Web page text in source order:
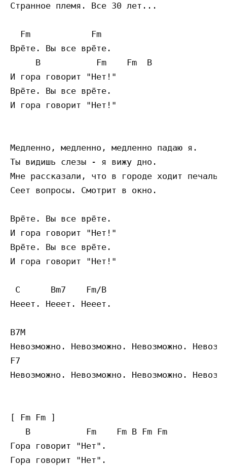
Странное племя. Все 30 лет...
  Fm            Fm
Врёте. Вы все врёте.
     B           Fm    Fm  B
И гора говорит "Нет!"
Врёте. Вы все врёте.
И гора говорит "Нет!"
Медленно, медленно, медленно падаю я.
Ты видишь слезы - я вижу дно.
Мне рассказали, что в городе ходит печаль.
Сеет вопросы. Смотрит в окно.
Врёте. Вы все врёте.
И гора говорит "Нет!"
Врёте. Вы все врёте.
И гора говорит "Нет!"
C      Bm7    Fm/B
Нееет. Нееет. Нееет.
B7M
Невозможно. Невозможно. Невозможно.
F7
Невозможно. Невозможно. Невозможно.
[ Fm Fm ]
   B           Fm    Fm B Fm Fm
Гора говорит "Нет".
Гора говорит "Нет".